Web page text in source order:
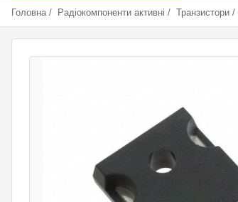
Головна / Радіокомпоненти активні / Транзистори /